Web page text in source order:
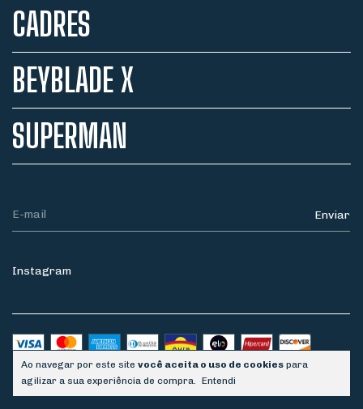
Ao navegar por este site você aceita o uso de cookies para
agilizar a sua experiência de compra. Entendi
CADRES
BEYBLADE X
SUPERMAN
Instagram